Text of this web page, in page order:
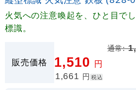
火気への注意喚起を、ひと目で
標識。
販売価格
通常:
1,510 円
1,661 円 税込